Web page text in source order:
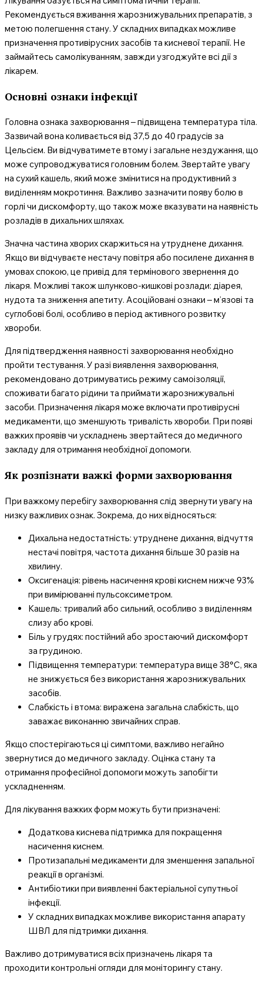
Рекомендується вживання жарознижувальних препаратів, з
метою полегшення стану. У складних випадках можливе
призначення противірусних засобів та кисневої терапії. Не
займайтесь самолікуванням, завжди узгоджуйте всі дії з
лікарем.
Основні ознаки інфекції
Головна ознака захворювання – підвищена температура тіла.
Зазвичай вона коливається від 37,5 до 40 градусів за
Цельсієм. Ви відчуватимете втому і загальне нездужання, що
може супроводжуватися головним болем. Звертайте увагу
на сухий кашель, який може змінитися на продуктивний з
виділенням мокротиння. Важливо зазначити появу болю в
горлі чи дискомфорту, що також може вказувати на наявність
розладів в дихальних шляхах.
Значна частина хворих скаржиться на утруднене дихання.
Якщо ви відчуваєте нестачу повітря або посилене дихання в
умовах спокою, це привід для термінового звернення до
лікаря. Можливі також шлунково-кишкові розлади: діарея,
нудота та зниження апетиту. Асоційовані ознаки – м’язові та
суглобові болі, особливо в період активного розвитку
хвороби.
Для підтвердження наявності захворювання необхідно
пройти тестування. У разі виявлення захворювання,
рекомендовано дотримуватись режиму самоізоляції,
споживати багато рідини та приймати жарознижувальні
засоби. Призначення лікаря може включати противірусні
медикаменти, що зменшують тривалість хвороби. При появі
важких проявів чи ускладнень звертайтеся до медичного
закладу для отримання необхідної допомоги.
Як розпізнати важкі форми захворювання
При важкому перебігу захворювання слід звернути увагу на
низку важливих ознак. Зокрема, до них відносяться:
Дихальна недостатність: утруднене дихання, відчуття
нестачі повітря, частота дихання більше 30 разів на
хвилину.
Оксигенація: рівень насичення крові киснем нижче 93%
при вимірюванні пульсоксиметром.
Кашель: тривалий або сильний, особливо з виділенням
слизу або крові.
Біль у грудях: постійний або зростаючий дискомфорт
за грудиною.
Підвищення температури: температура вище 38°C, яка
не знижується без використання жарознижувальних
засобів.
Слабкість і втома: виражена загальна слабкість, що
заважає виконанню звичайних справ.
Якщо спостерігаються ці симптоми, важливо негайно
звернутися до медичного закладу. Оцінка стану та
отримання професійної допомоги можуть запобігти
ускладненням.
Для лікування важких форм можуть бути призначені:
Додаткова киснева підтримка для покращення
насичення киснем.
Протизапальні медикаменти для зменшення запальної
реакції в організмі.
Антибіотики при виявленні бактеріальної супутньої
інфекції.
У складних випадках можливе використання апарату
ШВЛ для підтримки дихання.
Важливо дотримуватися всіх призначень лікаря та
проходити контрольні огляди для моніторингу стану.